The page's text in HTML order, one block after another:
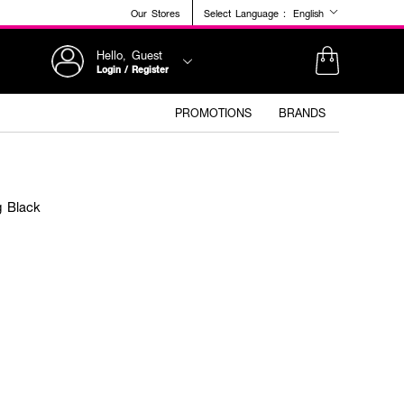
Our Stores Select Language : English
Hello, Guest
Login / Register
PROMOTIONS BRANDS
Black